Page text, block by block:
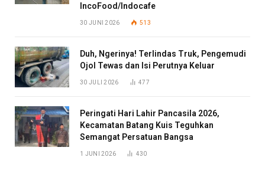
IncoFood/Indocafe
30 JUNI 2026 513
Duh, Ngerinya! Terlindas Truk, Pengemudi
Ojol Tewas dan Isi Perutnya Keluar
30 JULI 2026 477
Peringati Hari Lahir Pancasila 2026,
Kecamatan Batang Kuis Teguhkan
Semangat Persatuan Bangsa
1 JUNI 2026 430